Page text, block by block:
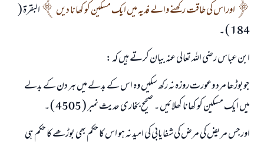
اوراس کی طاقت رکھنے والے فدیہ میں ایک مسکین کو کھانا دیں
البقرۃ (
184 ) ۔
ابن عباس رضی اللہ تعالی عنہ بیان کرتے ہيں کہ :
جوبوڑھا مرد وعورت روزہ نہ رکھ سکيں وہ اس کے بدلے میں ہر دن کے بدلے
میں ایک مسکین کو کھانا کھلائيں ۔ صحیح بخاری حدیث نمبر ( 4505 ) ۔
اورجس مریض کی مرض کی شفایابی کی امید نہ ہو اس کا حکم بھی بوڑھے کا حکم ہی
جواب نمبر 110845 نے نکاح ٹوٹنے سے بچایا۔